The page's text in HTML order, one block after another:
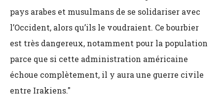
pays arabes et musulmans de se solidariser avec
l’Occident, alors qu’ils le voudraient. Ce bourbier
est très dangereux, notamment pour la population
parce que si cette administration américaine
échoue complètement, il y aura une guerre civile
entre Irakiens."